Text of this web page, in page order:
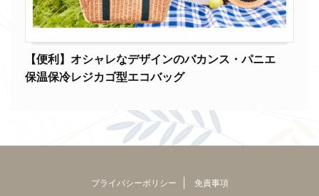
【便利】オシャレなデザインのバカンス・パニエ
保温保冷レジカゴ型エコバッグ
プライバシーポリシー 免責事項